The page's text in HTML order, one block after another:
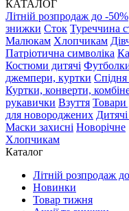
КАТАЛОГ
Літній розпродаж до -50%
знижки Сток Туреччина
Малюкам Хлопчикам
Патріотична символіка
Костюми дитячі
джемпери, куртки Спідня
Куртки, конверти,
рукавички Взуття Товари
для новороджених
Маски захисні Новорічне
Хлопчикам
Каталог
Літній розпродаж
Новинки
Товар тижня